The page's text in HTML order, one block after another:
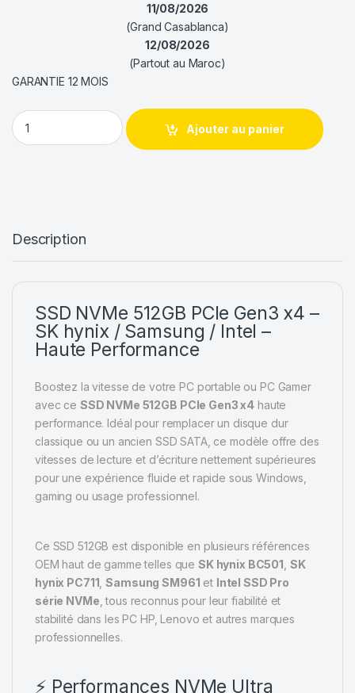
11/08/2026
(Grand Casablanca)
12/08/2026
(Partout au Maroc)
GARANTIE 12 MOIS
SSD NVMe 512GB | SK hynix / Samsung / Intel | Tray quantity
Ajouter au panier
Description
SSD NVMe 512GB PCIe Gen3 x4 –
SK hynix / Samsung / Intel –
Haute Performance
Boostez la vitesse de votre PC portable ou PC Gamer
avec ce SSD NVMe 512GB PCIe Gen3 x4 haute
performance. Idéal pour remplacer un disque dur
classique ou un ancien SSD SATA, ce modèle offre des
vitesses de lecture et d’écriture nettement supérieures
pour une expérience fluide et rapide sous Windows,
gaming ou usage professionnel.
Ce SSD 512GB est disponible en plusieurs références
OEM haut de gamme telles que SK hynix BC501 SK
hynix PC711 ,Samsung SM961 et Intel SSD Pro
série NVMe , tous reconnus pour leur fiabilité et
stabilité dans les PC HP, Lenovo et autres marques
professionnelles.
⚡ Performances NVMe Ultra